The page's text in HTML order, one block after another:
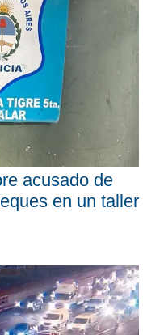
acusado de
en un taller